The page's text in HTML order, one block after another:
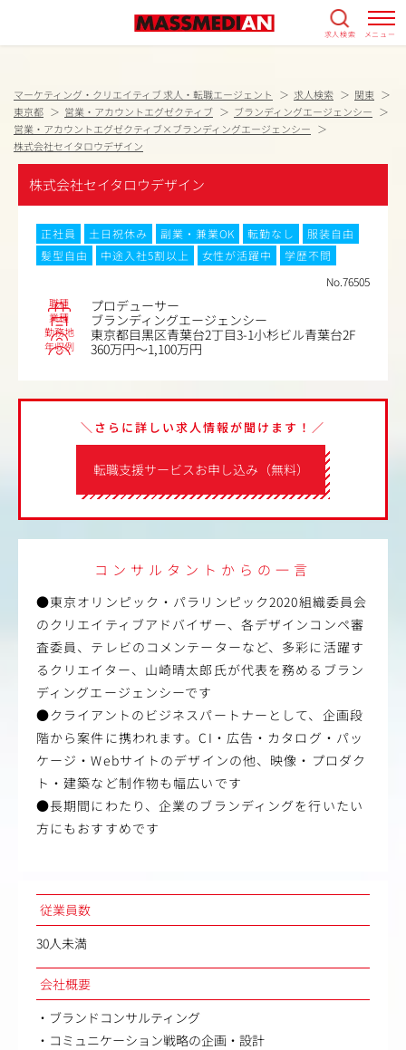
求人検索 メニュー
マーケティング・クリエイティブ 求人・転職エージェント 求人検索
関東
東京都
営業・アカウントエグゼクティブ
ブランディングエージェンシー
営業・アカウントエグゼクティブ×ブランディングエージェンシー
株式会社セイタロウデザイン
株式会社セイタロウデザイン
正社員 土日祝休み 副業・兼業OK 転勤なし
服装自由
髪型自由
中途入社5割以上 女性が活躍中
学歴不問
No.76505
職種 プロデューサー
業種 ブランディングエージェンシー
勤務地 東京都目黒区青葉台2丁目3-1小杉ビル青葉台2F
年収例 360万円～1,100万円
転職支援サービスお申し込み（無料）
＼さらに詳しい求人情報が聞けます！／
コンサルタントからの一言
●東京オリンピック・パラリンピック2020組織委員会
のクリエイティブアドバイザー、各デザインコンペ審
査委員、テレビのコメンテーターなど、多彩に活躍す
るクリエイター、山崎晴太郎氏が代表を務めるブラン
ディングエージェンシーです
●クライアントのビジネスパートナーとして、企画段
階から案件に携われます。CI・広告・カタログ・パッ
ケージ・Webサイトのデザインの他、映像・プロダク
ト・建築など制作物も幅広いです
●長期間にわたり、企業のブランディングを行いたい
方にもおすすめです
従業員数
30人未満
会社概要
・ブランドコンサルティング
・コミュニケーション戦略の企画・設計